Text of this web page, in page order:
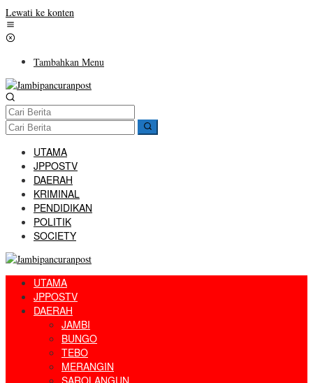
Lewati ke konten
Tambahkan Menu
UTAMA
JPPOSTV
DAERAH
KRIMINAL
PENDIDIKAN
POLITIK
SOCIETY
UTAMA
JPPOSTV
DAERAH
JAMBI
BUNGO
TEBO
MERANGIN